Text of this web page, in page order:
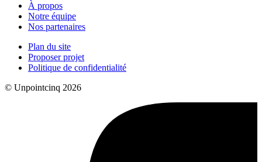
À propos
Notre équipe
Nos partenaires
Plan du site
Proposer projet
Politique de confidentialité
© Unpointcinq 2026